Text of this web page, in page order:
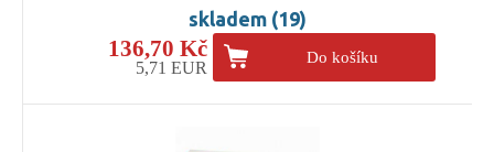
skladem (19)
136,70 Kč
5,71 EUR
Do košíku